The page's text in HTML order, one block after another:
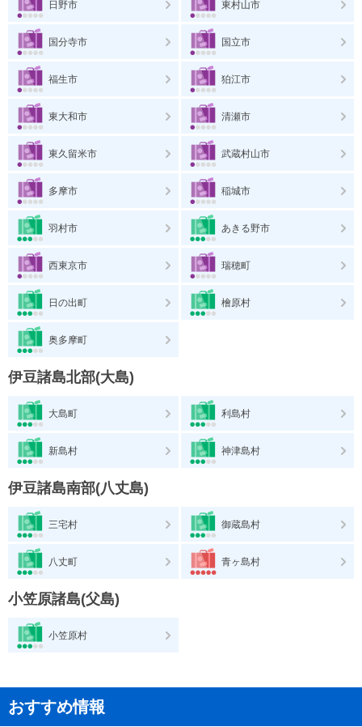
日野市 東村山市
国分寺市 国立市
福生市 狛江市
東大和市 清瀬市
東久留米市 武蔵村山市
多摩市 稲城市
羽村市 あきる野市
西東京市 瑞穂町
日の出町 檜原村
奥多摩町
伊豆諸島北部(大島)
大島町 利島村
新島村 神津島村
伊豆諸島南部(八丈島)
三宅村 御蔵島村
八丈町 青ヶ島村
小笠原諸島(父島)
小笠原村
おすすめ情報